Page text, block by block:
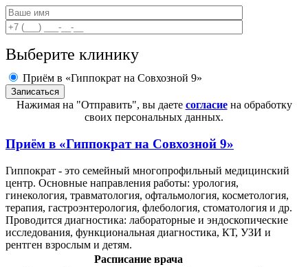
Выберите клинику
Приём в «Гиппократ на Совхозной 9»
Нажимая на "Отправить", вы даете согласиена обработку
своих персональных данных.
Приём в «Гиппократ на Совхозной 9»
Гиппократ - это семейный многопрофильный медицинский
центр. Основные направления работы: урология,
гинекология, травматология, офтальмология, косметология,
терапия, гастроэнтерология, флебология, стоматология и др.
Проводится диагностика: лабораторные и эндоскопические
исследования, функциональная диагностика, КТ, УЗИ и
рентген взрослым и детям.
Расписание врача